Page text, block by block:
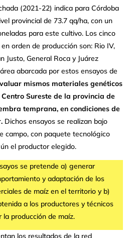
(2021-22) indica para Córdoba
provincial de 73.7 qq/ha, con un
para este cultivo. Los cinco
orden de producción son: Rio IV,
Justo, General Roca y Juárez
abarcada por estos ensayos de
mismos materiales genéticos
Sureste de la provincia de
temprana, en condiciones de
Dichos ensayos se realizan bajo
campo, con paquete tecnológico
el productor elegido.
se pretende a) generar
y adaptación de los
de maíz en el territorio y b)
a los productores y técnicos
producción de maíz.
los resultados de la red